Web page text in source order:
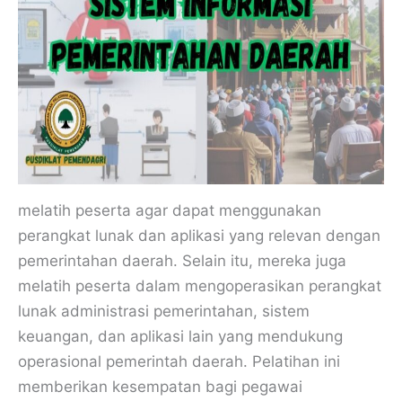
melatih peserta agar dapat menggunakan
perangkat lunak dan aplikasi yang relevan dengan
pemerintahan daerah. Selain itu, mereka juga
melatih peserta dalam mengoperasikan perangkat
lunak administrasi pemerintahan, sistem
keuangan, dan aplikasi lain yang mendukung
operasional pemerintah daerah. Pelatihan ini
memberikan kesempatan bagi pegawai